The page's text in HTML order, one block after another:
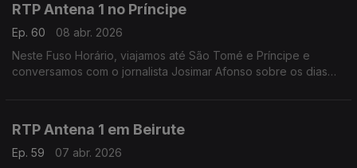
RTP Antena 1 no Príncipe
Ep. 60
08 abr. 2026
Neste Fuso Horário, viajamos até São Tomé e Príncipe e
conversamos com o jornalista Josimar Afonso sobre os dias
RTP Antena 1 em Beirute
Ep. 59
07 abr. 2026